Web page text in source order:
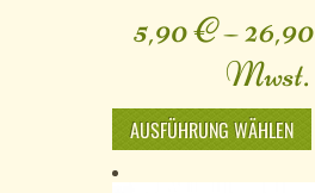
5,90€–26,90
Mwst.
AUSFÜHRUNG WÄHLEN